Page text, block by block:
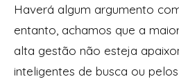
Haverá algum argumento
entanto, achamos que a
alta gestão não esteja
inteligentes de busca ou